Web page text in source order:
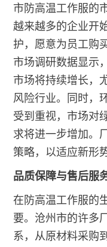
市防高温工作服的
越来越多的企业开
护，愿意为员工购
市场调研数据显示
市场将持续增长，
风险行业。同时，
受到重视，市场对
求将进一步增加。
策略，以适应新形
品质保障与售后服
在防高温工作服的
要。沧州市的许多
系，从原材料采购